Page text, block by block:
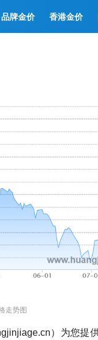
品牌金价 香港金价
走势图
）为您提